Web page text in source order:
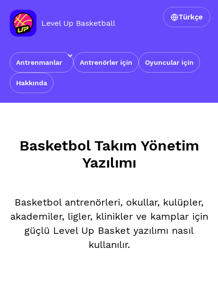
Level Up Basketball
Antrenmanlar Antrenörler için Oyuncular için
Hakkında
Türkçe
Basketbol Takım Yönetim
Yazılımı
Basketbol antrenörleri, okullar, kulüpler,
akademiler, ligler, klinikler ve kamplar için
güçlü Level Up Basket yazılımı nasıl
kullanılır.